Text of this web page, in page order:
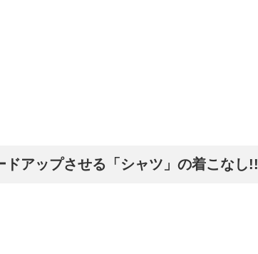
ドアップさせる「シャツ」の着こなし!!